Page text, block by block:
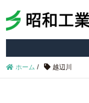
ホーム / 越辺川